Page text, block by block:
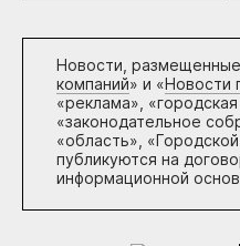
Новости,
компаний» и «Новости
«реклама», «городская
«законодательное
«область»,
публикуются на
информационной